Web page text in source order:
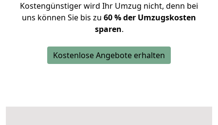
Kostengünstiger wird Ihr Umzug nicht, denn bei
uns können Sie bis zu 60 % der Umzugskosten
sparen.
Kostenlose Angebote erhalten